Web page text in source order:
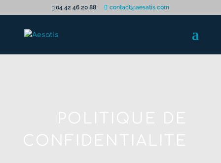
04 42 46 20 88 contact@aesatis.com